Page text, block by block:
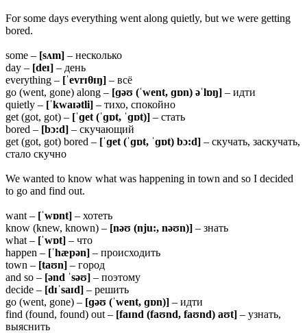
For some days everything went along quietly, but we were getting
bored.
some – [sʌm] – несколько
day – [deɪ] – день
everything – [ˈevrɪθɪŋ] – всё
go (went, gone) along – [ɡəʊ (ˈwent, ɡɒn) əˈlɒŋ] – идти
quietly – [ˈkwaɪətli] – тихо, спокойно
get (got, got) – [ˈɡet (ˈɡɒt, ˈɡɒt)] – стать
bored – [bɔ:d] – скучающий
get (got, got) bored – [ˈɡet (ˈɡɒt, ˈɡɒt) bɔ:d] – скучать, заскучать,
стало скучно
We wanted to know what was happening in town and so I decided
to go and find out.
want – [ˈwɒnt] – хотеть
know (knew, known) – [nəʊ (nju:, nəʊn)] – знать
what – [ˈwɒt] – что
happen – [ˈhæpən] – происходить
town – [taʊn] – город
and so – [ənd ˈsəʊ] – поэтому
decide – [dɪˈsaɪd] – решить
go (went, gone) – [ɡəʊ (ˈwent, ɡɒn)] – идти
find (found, found) out – [faɪnd (faʊnd, faʊnd) aʊt] – узнать,
выяснить